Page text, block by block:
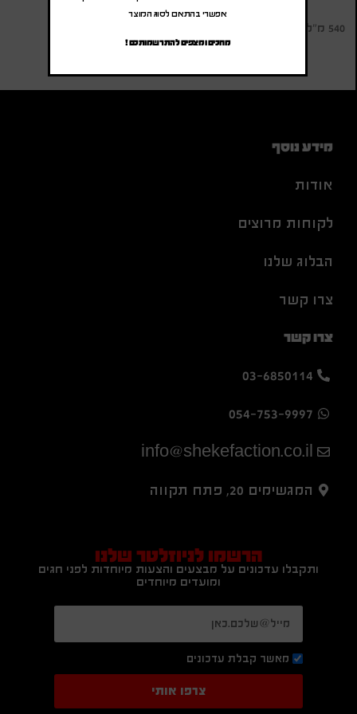
540 מ"ל
מידע נוסף
אודות
לקוחות מרוצים
הבלוג שלנו
צרו קשר
צרו קשר
03-6850114
054-753-9997
info@shekefaction.co.il
המגשימים 20, פתח תקווה
הרשמו לניוזלטר שלנו
ותקבלו עדכונים על מבצעים והצעות מיוחדות לפני חגים
ומועדים מיוחדים
מאשר קבלת עדכונים
צרפו אותי
אפשרי בהתאם לסוג המוצר
מחכים ומצפים להתרשמותכם !